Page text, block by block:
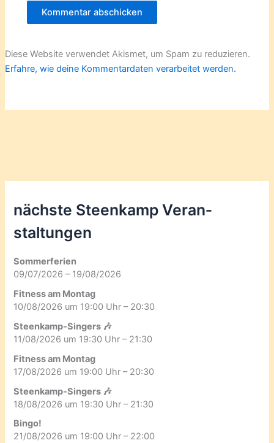
Diese Website verwendet Akismet, um Spam zu reduzieren.
Erfahre, wie deine Kommentardaten verarbeitet werden.
nächste Steenkamp Veran­
staltungen
Sommerferien
09/07/2026 – 19/08/2026
Fitness am Montag
10/08/2026 um 19:00 Uhr – 20:30
Steenkamp-Singers 🎶
11/08/2026 um 19:30 Uhr – 21:30
Fitness am Montag
17/08/2026 um 19:00 Uhr – 20:30
Steenkamp-Singers 🎶
18/08/2026 um 19:30 Uhr – 21:30
Bingo!
21/08/2026 um 19:00 Uhr – 22:00